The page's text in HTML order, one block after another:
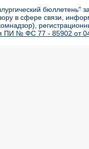
бюллетень"
в сфере связи,
ПИ № ФС 77 - 85902 от 04